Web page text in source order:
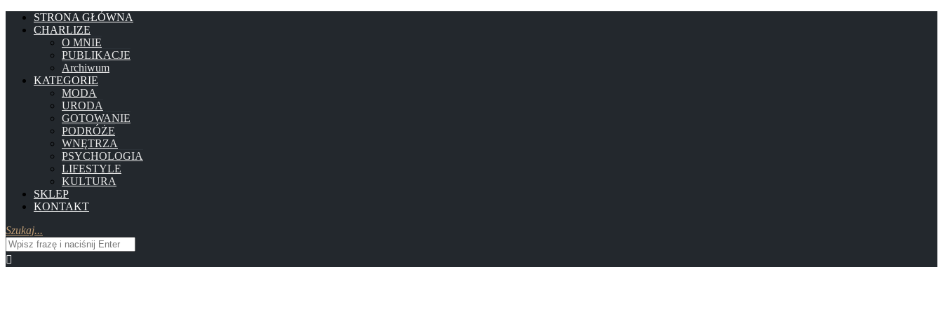
STRONA GŁÓWNA
CHARLIZE
O MNIE
PUBLIKACJE
Archiwum
KATEGORIE
MODA
URODA
GOTOWANIE
PODRÓŻE
WNĘTRZA
PSYCHOLOGIA
LIFESTYLE
KULTURA
SKLEP
KONTAKT
Szukaj...